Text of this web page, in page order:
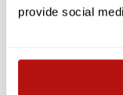
provide social